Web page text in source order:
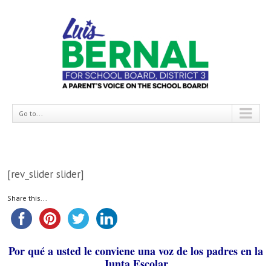
Go to...
[rev_slider slider]
Share this...
Por qué a usted le conviene una voz de los padres en la